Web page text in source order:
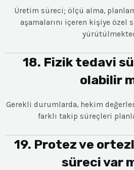
Üretim süreci; ölçü alma,
aşamalarını içeren kişiye özel
18. Fizik tedavi
olabilir
Gerekli durumlarda, hekim
farklı takip süreçleri
19. Protez ve
süreci var